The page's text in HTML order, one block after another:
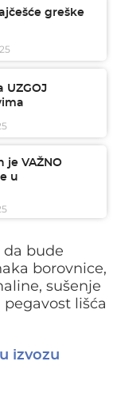
greške
UZGOJ
je VAŽNO
u
bude
borovnice,
sušenje
lišća
izvozu